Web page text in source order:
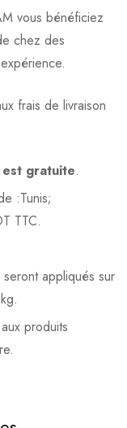
vous bénéficiez
chez des
frais de livraison
gratuite.
:Tunis;
TTC.
appliqués sur
produits